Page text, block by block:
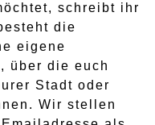
schreibt ihr
die
eigene
über die euch
Stadt oder
Wir stellen